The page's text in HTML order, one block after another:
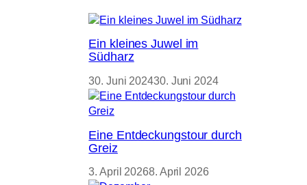
Ein kleines Juwel im
Südharz
30. Juni 202430. Juni 2024
Eine Entdeckungstour durch
Greiz
3. April 20268. April 2026